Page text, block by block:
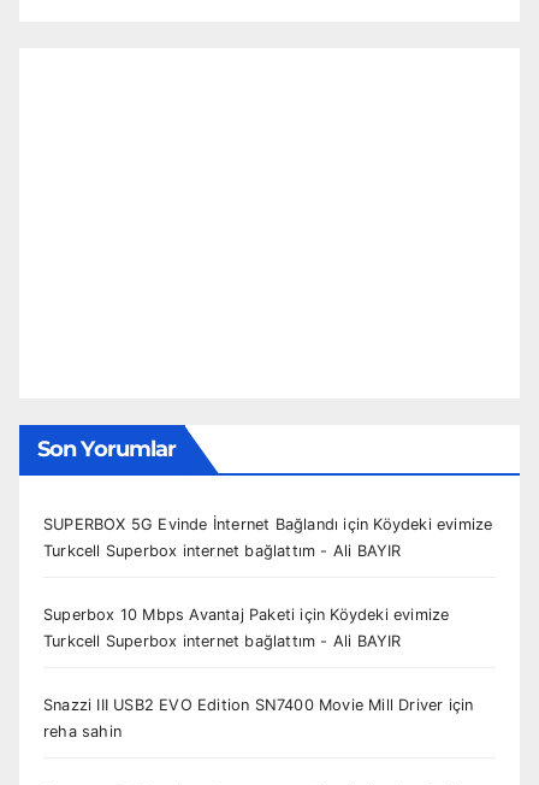
Son Yorumlar
SUPERBOX 5G Evinde İnternet Bağlandı için Köydeki evimize
Turkcell Superbox internet bağlattım - Ali BAYIR
Superbox 10 Mbps Avantaj Paketi için Köydeki evimize
Turkcell Superbox internet bağlattım - Ali BAYIR
Snazzi III USB2 EVO Edition SN7400 Movie Mill Driver için
reha sahin